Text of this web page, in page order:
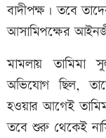
বাদীপক্ষ। তবে
আসামিপক্ষের
মামলায় তামিমা
অভিযোগ ছিল,
হওয়ার আগেই
তবে শুরু থেকেই